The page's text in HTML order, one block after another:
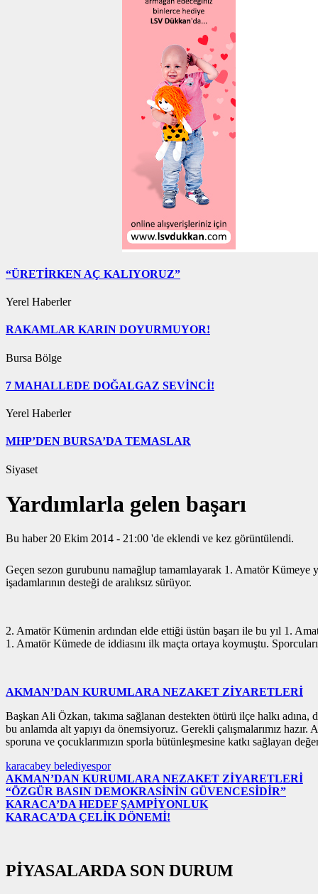
“ÜRETİRKEN AÇ KALIYORUZ”
Yerel Haberler
RAKAMLAR KARIN DOYURMUYOR!
Bursa Bölge
7 MAHALLEDE DOĞALGAZ SEVİNCİ!
Yerel Haberler
MHP’DEN BURSA’DA TEMASLAR
Siyaset
Yardımlarla gelen başarı
Bu haber 20 Ekim 2014 - 21:00 'de eklendi ve kez görüntülendi.
Geçen sezon gurubunu namağlup tamamlayarak 1. Amatör Kümeye
işadamlarının desteği de aralıksız sürüyor.
2. Amatör Kümenin ardından elde ettiği üstün başarı ile bu yıl 1.
1. Amatör Kümede de iddiasını ilk maçta ortaya koymuştu.
AKMAN’DAN KURUMLARA NEZAKET ZİYARETLERİ
Başkan Ali Özkan, takıma sağlanan destekten ötürü ilçe halkı
bu anlamda alt yapıyı da önemsiyoruz. Gerekli çalışmalarımız
sporuna ve çocuklarımızın sporla bütünleşmesine katkı sağlayan
karacabey belediyespor
AKMAN’DAN KURUMLARA NEZAKET ZİYARETLERİ
“ÖZGÜR BASIN DEMOKRASİNİN GÜVENCESİDİR”
KARACA’DA HEDEF ŞAMPİYONLUK
KARACA’DA ÇELİK DÖNEMİ!
PİYASALARDA SON DURUM